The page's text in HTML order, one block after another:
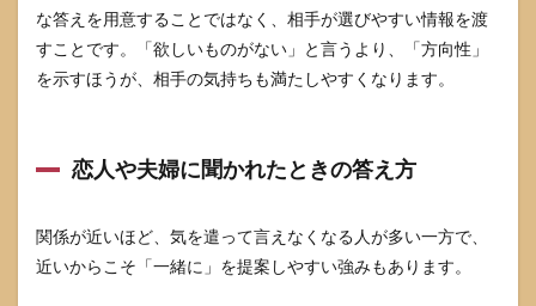
な答えを用意することではなく、相手が選びやすい情報を渡
すことです。「欲しいものがない」と言うより、「方向性」
を示すほうが、相手の気持ちも満たしやすくなります。
恋人や夫婦に聞かれたときの答え方
関係が近いほど、気を遣って言えなくなる人が多い一方で、
近いからこそ「一緒に」を提案しやすい強みもあります。